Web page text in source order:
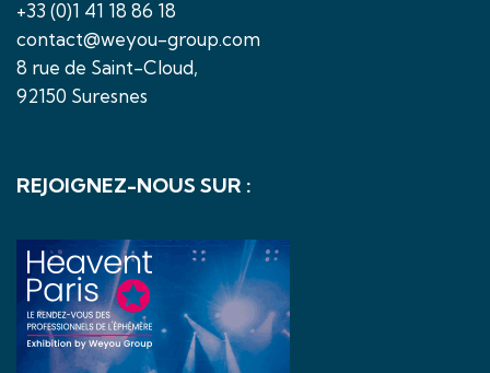
+33 (0)1 41 18 86 18
contact@weyou-group.com
8 rue de Saint-Cloud,
92150 Suresnes
REJOIGNEZ-NOUS SUR :